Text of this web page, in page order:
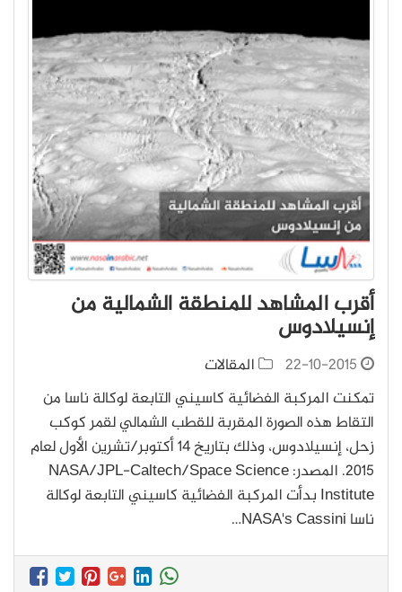
أقرب المشاهد للمنطقة الشمالية من
إنسيلادوس
22-10-2015
المقالات
تمكنت المركبة الفضائية كاسيني التابعة لوكالة ناسا من
التقاط هذه الصورة المقربة للقطب الشمالي لقمر كوكب
زحل، إنسيلادوس، وذلك بتاريخ 14 أكتوبر/تشرين الأول لعام
2015. المصدر: NASA/JPL-Caltech/Space Science
Institute بدأت المركبة الفضائية كاسيني التابعة لوكالة
ناسا NASA's Cassini…